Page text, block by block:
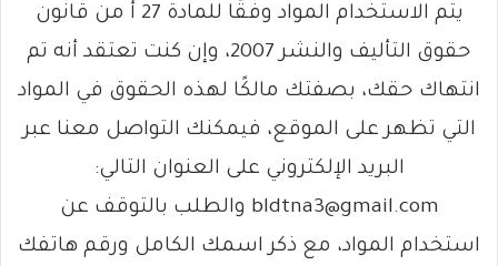
يتم الاستخدام المواد وفقًا للمادة 27 أ من قانون
حقوق التأليف والنشر 2007، وإن كنت تعتقد أنه تم
انتهاك حقك، بصفتك مالكًا لهذه الحقوق في المواد
التي تظهر على الموقع، فيمكنك التواصل معنا عبر
البريد الإلكتروني على العنوان التالي:
bldtna3@gmail.com والطلب بالتوقف عن
استخدام المواد، مع ذكر اسمك الكامل ورقم هاتفك